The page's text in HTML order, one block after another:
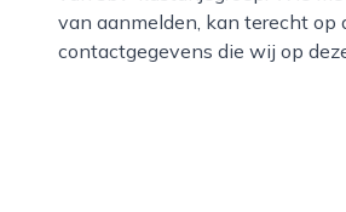
van aanmelden, kan terecht
contactgegevens die wij op